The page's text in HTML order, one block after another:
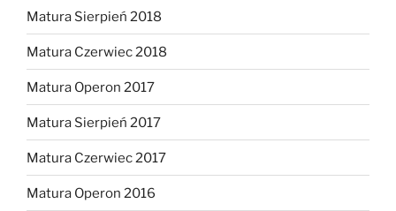
Matura Sierpień 2018
Matura Czerwiec 2018
Matura Operon 2017
Matura Sierpień 2017
Matura Czerwiec 2017
Matura Operon 2016